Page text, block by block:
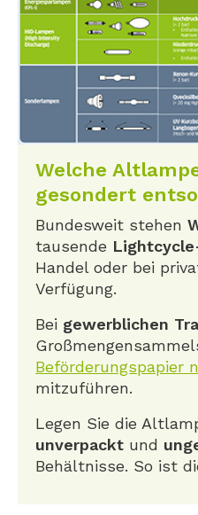
Welche
gesondert
Bundesweit stehen
tausende
Handel oder bei
Verfügung.
Bei gewerblichen
Beförderungspapier
mitzuführen.
Legen Sie die
unverpackt und
Behältnisse. So ist